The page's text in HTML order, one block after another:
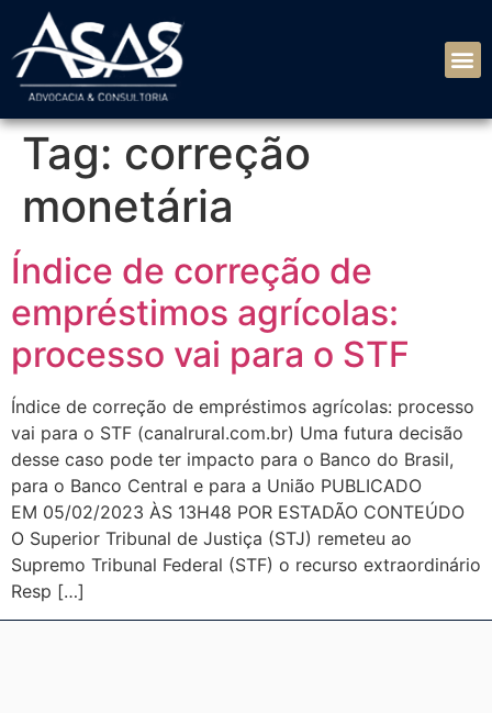
Tag: correção
monetária
Índice de correção de
empréstimos agrícolas:
processo vai para o STF
Índice de correção de empréstimos agrícolas: processo
vai para o STF (canalrural.com.br) Uma futura decisão
desse caso pode ter impacto para o Banco do Brasil,
para o Banco Central e para a União PUBLICADO
EM 05/02/2023 ÀS 13H48 POR ESTADÃO CONTEÚDO
O Superior Tribunal de Justiça (STJ) remeteu ao
Supremo Tribunal Federal (STF) o recurso extraordinário
Resp […]